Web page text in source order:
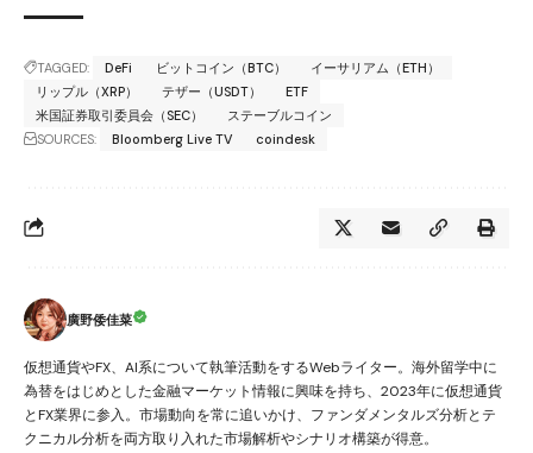
TAGGED: DeFi ビットコイン（BTC）
イーサリアム（ETH）
リップル（XRP）
テザー（USDT）
ETF
米国証券取引委員会（SEC）
ステーブルコイン
SOURCES:
Bloomberg Live TV coindesk
廣野倭佳菜
仮想通貨やFX、AI系について執筆活動をするWebライター。海外留学中に
為替をはじめとした金融マーケット情報に興味を持ち、2023年に仮想通貨
とFX業界に参入。市場動向を常に追いかけ、ファンダメンタルズ分析とテ
クニカル分析を両方取り入れた市場解析やシナリオ構築が得意。